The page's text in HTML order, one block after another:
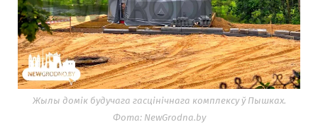
Жылы домік будучага гасцінічнага комплексу ў Пышках.
Фота: NewGrodna.by